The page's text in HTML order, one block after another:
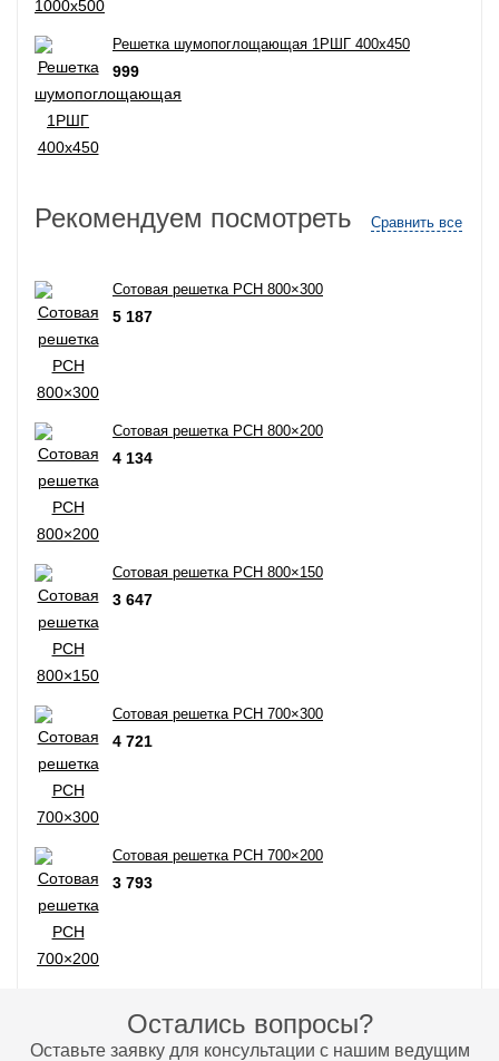
Решетка шумопоглощающая 1РШГ 400х450
999
Рекомендуем посмотреть Сравнить все
Сотовая решетка РСН 800×300
5 187
Сотовая решетка РСН 800×200
4 134
Сотовая решетка РСН 800×150
3 647
Сотовая решетка РСН 700×300
4 721
Сотовая решетка РСН 700×200
3 793
Остались вопросы?
Оставьте заявку для консультации с нашим ведущим